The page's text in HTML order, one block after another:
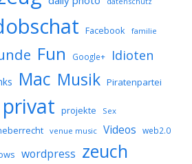
Facebook familie
Fun Google+ Idioten
Mac Musik Piratenpartei
privat projekte Sex
venue music Videos web2.0
wordpress zeuch